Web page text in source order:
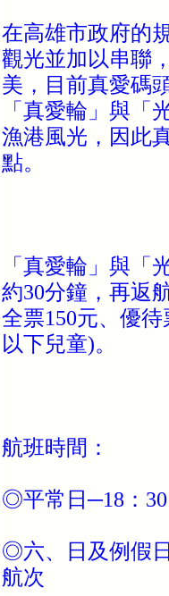
在高雄市政府的
觀光並加以串聯
美，目前真愛碼
「真愛輪」與「
漁港風光，因此
點。
「真愛輪」與「
約30分鐘，再返
全票150元、優
以下兒童)。
航班時間：
◎平常日─18：
◎六、日及例假
航次